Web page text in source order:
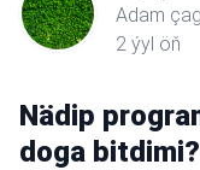
Adam
2 ýyl öň
Nädip
doga bitdimi?